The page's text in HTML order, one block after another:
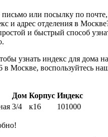
письмо или посылку по почте,
и адрес отделения в
и быстрый способ
узнать индекс для дома
в Москве, воспользуйтесь
Дом Корпус Индекс
3/4 к16 101000